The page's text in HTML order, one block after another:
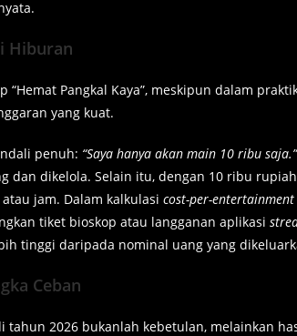
Hiburan
“Hemat Pangkal Kaya”, meskipun dalam
yang kuat.
penuh: “Saya hanya akan main 10 ribu saja.”
dan dikelola. Selain itu, dengan 10 ribu
jam. Dalam kalkulasi cost-per-entertainment
tiket bioskop atau langganan aplikasi
tinggi daripada nominal uang yang
Ceban
tahun 2026 bukanlah kebetulan, melainkan